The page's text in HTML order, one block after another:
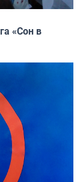
«Сон в